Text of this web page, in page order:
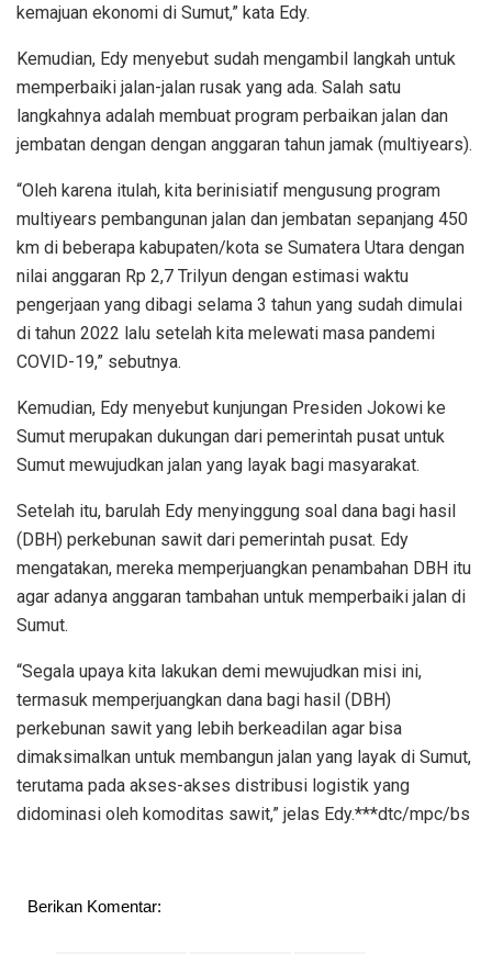
kemajuan ekonomi di Sumut,” kata Edy.
Kemudian, Edy menyebut sudah mengambil langkah untuk
memperbaiki jalan-jalan rusak yang ada. Salah satu
langkahnya adalah membuat program perbaikan jalan dan
jembatan dengan dengan anggaran tahun jamak (multiyears).
“Oleh karena itulah, kita berinisiatif mengusung program
multiyears pembangunan jalan dan jembatan sepanjang 450
km di beberapa kabupaten/kota se Sumatera Utara dengan
nilai anggaran Rp 2,7 Trilyun dengan estimasi waktu
pengerjaan yang dibagi selama 3 tahun yang sudah dimulai
di tahun 2022 lalu setelah kita melewati masa pandemi
COVID-19,” sebutnya.
Kemudian, Edy menyebut kunjungan Presiden Jokowi ke
Sumut merupakan dukungan dari pemerintah pusat untuk
Sumut mewujudkan jalan yang layak bagi masyarakat.
Setelah itu, barulah Edy menyinggung soal dana bagi hasil
(DBH) perkebunan sawit dari pemerintah pusat. Edy
mengatakan, mereka memperjuangkan penambahan DBH itu
agar adanya anggaran tambahan untuk memperbaiki jalan di
Sumut.
“Segala upaya kita lakukan demi mewujudkan misi ini,
termasuk memperjuangkan dana bagi hasil (DBH)
perkebunan sawit yang lebih berkeadilan agar bisa
dimaksimalkan untuk membangun jalan yang layak di Sumut,
terutama pada akses-akses distribusi logistik yang
didominasi oleh komoditas sawit,” jelas Edy.***dtc/mpc/bs
Berikan Komentar: